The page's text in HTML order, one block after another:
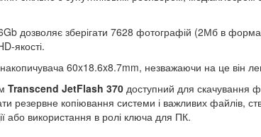
дозволяє зберігати 7628 фотографій (2Мб в
якості.
60x18.6x8.7mm, незважаючи на це він
Transcend JetFlash 370 доступний для скачування
резервне копіювання системи і важливих файлів,
або використання в ролі ключа для ПК.